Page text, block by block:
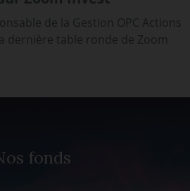
de la Gestion OPC Actions
dernière table ronde de Zoom
fonds